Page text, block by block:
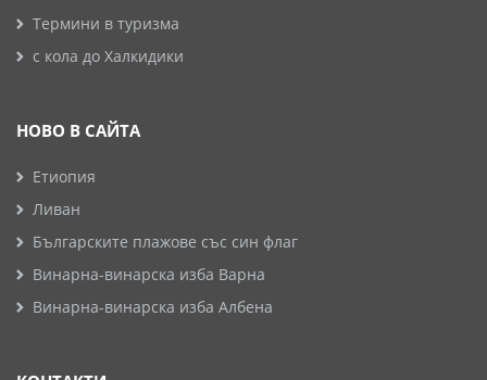
Термини в туризма
с кола до Халкидики
НОВО В САЙТА
Етиопия
Ливан
Българските плажове със син флаг
Винарна-винарска изба Варна
Винарна-винарска изба Албена